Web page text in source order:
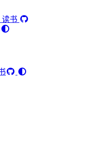
读书